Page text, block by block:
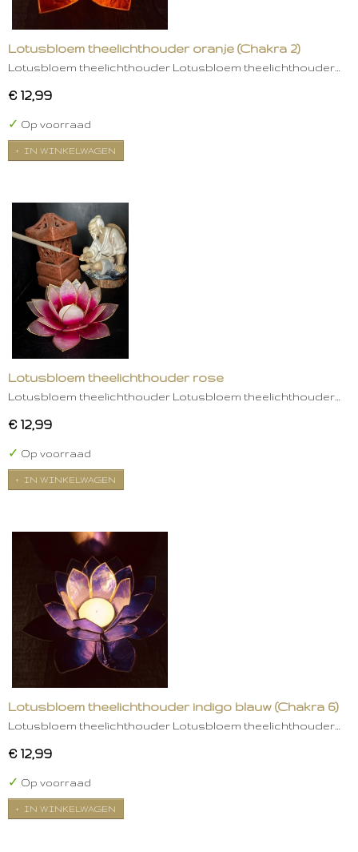
Lotusbloem theelichthouder oranje (Chakra 2)
Lotusbloem theelichthouder Lotusbloem theelichthouder…
€ 12,99
✓ Op voorraad
IN WINKELWAGEN
Lotusbloem theelichthouder rose
Lotusbloem theelichthouder Lotusbloem theelichthouder…
€ 12,99
✓ Op voorraad
IN WINKELWAGEN
Lotusbloem theelichthouder indigo blauw (Chakra 6)
Lotusbloem theelichthouder Lotusbloem theelichthouder…
€ 12,99
✓ Op voorraad
IN WINKELWAGEN